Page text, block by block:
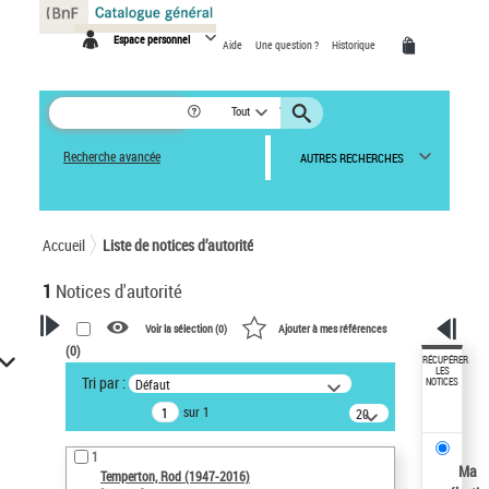
Espace personnel Aide Une question ? Historique
Tout
Recherche avancée AUTRES RECHERCHES
Accueil Liste de notices d’autorité
1 Notices d'autorité
VOTRE RECHERCHE
Recherche avancée dans les
notices d’autorité
Œuvres liées à l'auteur :
Temperton, Rod (1947-2016)
Voir la sélection (0) Ajouter à mes références
(0)
Tri par : Défaut
sur 1
20
résultats/page
1
Temperton, Rod (1947-2016)
RÉCUPÉRER
LES
NOTICES
Ma
Panneau de gestion des cookies